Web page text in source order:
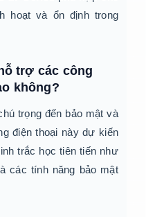
hoạt và ổn định trong
trợ các công
không?
trọng đến bảo mật và
điện thoại này dự kiến
trắc học tiên tiến như
các tính năng bảo mật